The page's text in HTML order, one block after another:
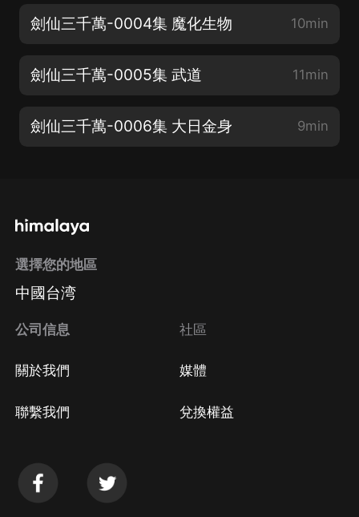
劍仙三千萬-0004集 魔化生物 10min
劍仙三千萬-0005集 武道 11min
劍仙三千萬-0006集 大日金身 9min
選擇您的地區
中國台湾
公司信息
關於我們
聯繫我們
社區
媒體
兌換權益